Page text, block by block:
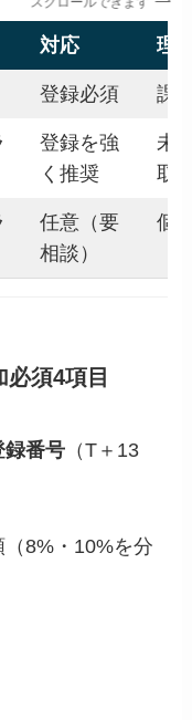
対応 理
登録必須 課
登録を強
く推奨
未
取
任意（要
相談）
個
須4項目
録番号（T＋13
8%・10%を分